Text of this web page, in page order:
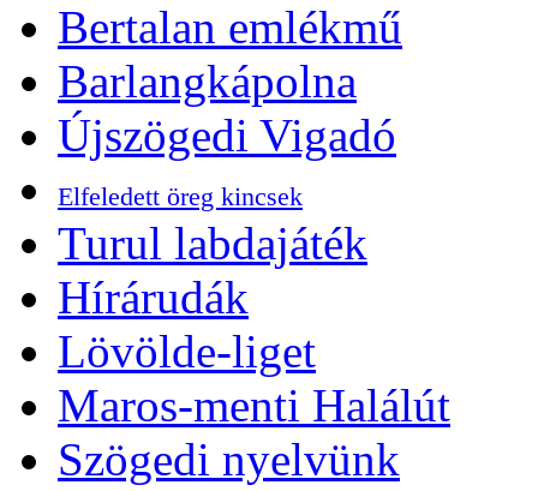
Bertalan emlékmű
Barlangkápolna
Újszögedi Vigadó
Elfeledett öreg kincsek
Turul labdajáték
Hírárudák
Lövölde-liget
Maros-menti Halálút
Szögedi nyelvünk